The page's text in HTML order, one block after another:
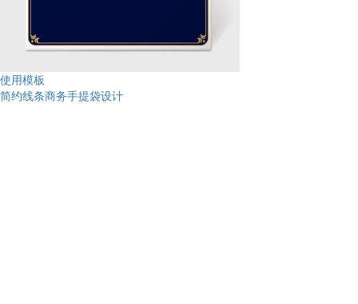
使用模板
简约线条商务手提袋设计